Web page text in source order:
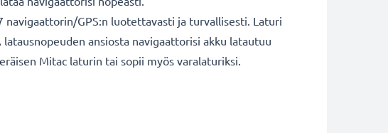
GPS:n luotettavasti ja turvallisesti. Laturi
ansiosta navigaattorisi akku latautuu
Mitac laturin tai sopii myös varalaturiksi.